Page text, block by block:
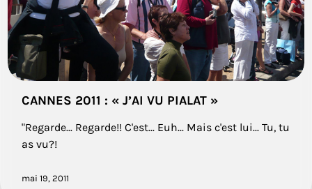
CANNES 2011 : « J’AI VU PIALAT »
"Regarde... Regarde!! C'est... Euh... Mais c'est lui... Tu, tu
as vu?!
mai 19, 2011